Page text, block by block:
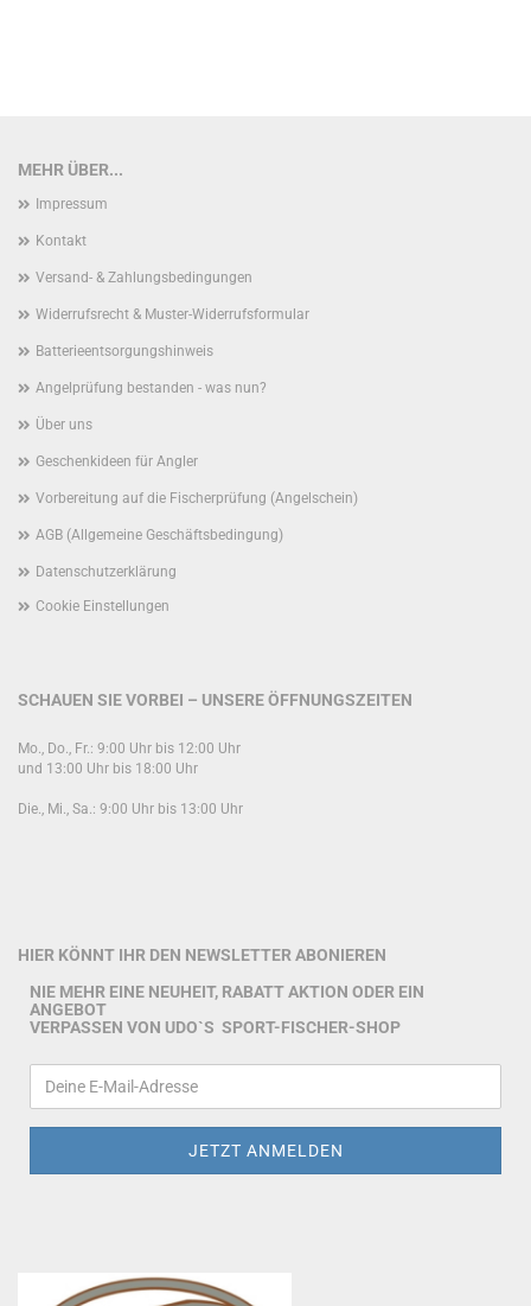
MEHR ÜBER...
Impressum
Kontakt
Versand- & Zahlungsbedingungen
Widerrufsrecht & Muster-Widerrufsformular
Batterieentsorgungshinweis
Angelprüfung bestanden - was nun?
Über uns
Geschenkideen für Angler
Vorbereitung auf die Fischerprüfung (Angelschein)
AGB (Allgemeine Geschäftsbedingung)
Datenschutzerklärung
Cookie Einstellungen
SCHAUEN SIE VORBEI – UNSERE ÖFFNUNGSZEITEN
Mo., Do., Fr.: 9:00 Uhr bis 12:00 Uhr
und 13:00 Uhr bis 18:00 Uhr
Die., Mi., Sa.: 9:00 Uhr bis 13:00 Uhr
HIER KÖNNT IHR DEN NEWSLETTER ABONIEREN
NIE MEHR EINE NEUHEIT, RABATT AKTION ODER EIN
ANGEBOT
VERPASSEN VON UDO`S SPORT-FISCHER-SHOP